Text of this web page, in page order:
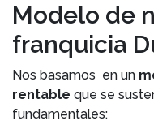
Modelo de
franquicia
Nos basamos en un
rentable que se
fundamentales: